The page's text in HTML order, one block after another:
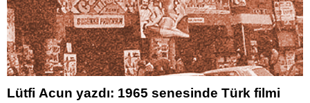
Lütfi Acun yazdı: 1965 senesinde Türk filmi